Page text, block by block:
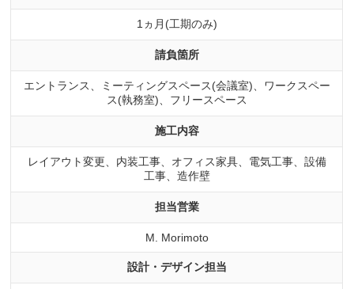
1ヵ月(工期のみ)
請負箇所
エントランス、ミーティングスペース(会議室)、ワークスペー
ス(執務室)、フリースペース
施工内容
レイアウト変更、内装工事、オフィス家具、電気工事、設備
工事、造作壁
担当営業
M. Morimoto
設計・デザイン担当